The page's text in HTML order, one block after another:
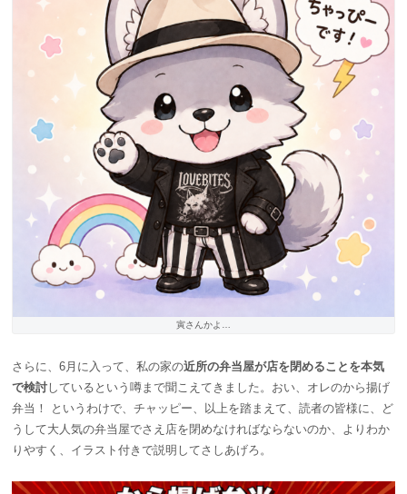
寅さんかよ…
さらに、6月に入って、私の家の近所の弁当屋が店を閉めることを本気
で検討 しているという噂まで聞こえてきました。おい、オレのから揚げ
弁当！ というわけで、チャッピー、以上を踏まえて、読者の皆様に、ど
うして大人気の弁当屋でさえ店を閉めなければならないのか、よりわか
りやすく、イラスト付きで説明してさしあげろ。